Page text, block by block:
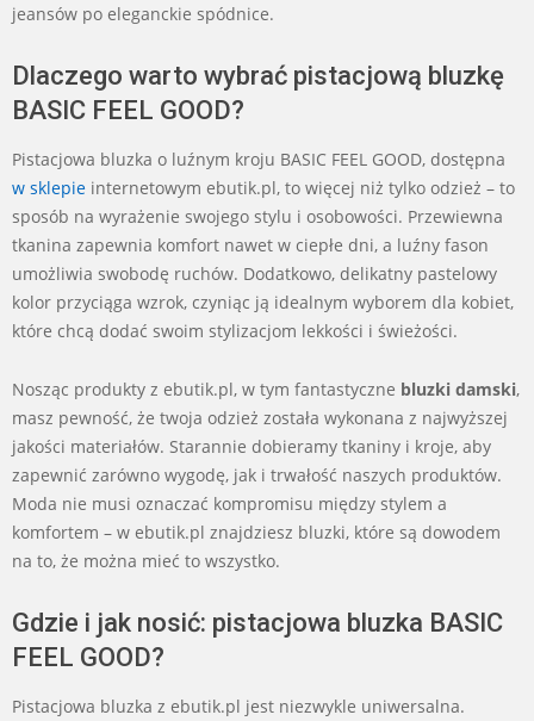
jeansów po eleganckie spódnice.
Dlaczego warto wybrać pistacjową bluzkę
BASIC FEEL GOOD?
Pistacjowa bluzka o luźnym kroju BASIC FEEL GOOD, dostępna
w sklepie internetowym ebutik.pl, to więcej niż tylko odzież – to
sposób na wyrażenie swojego stylu i osobowości. Przewiewna
tkanina zapewnia komfort nawet w ciepłe dni, a luźny fason
umożliwia swobodę ruchów. Dodatkowo, delikatny pastelowy
kolor przyciąga wzrok, czyniąc ją idealnym wyborem dla kobiet,
które chcą dodać swoim stylizacjom lekkości i świeżości.
Nosząc produkty z ebutik.pl, w tym fantastyczne bluzki damski,
masz pewność, że twoja odzież została wykonana z najwyższej
jakości materiałów. Starannie dobieramy tkaniny i kroje, aby
zapewnić zarówno wygodę, jak i trwałość naszych produktów.
Moda nie musi oznaczać kompromisu między stylem a
komfortem – w ebutik.pl znajdziesz bluzki, które są dowodem
na to, że można mieć to wszystko.
Gdzie i jak nosić: pistacjowa bluzka BASIC
FEEL GOOD?
Pistacjowa bluzka z ebutik.pl jest niezwykle uniwersalna.